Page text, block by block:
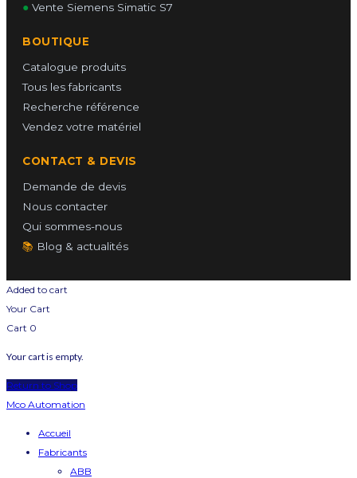
● Vente Siemens Simatic S7
BOUTIQUE
Catalogue produits
Tous les fabricants
Recherche référence
Vendez votre matériel
CONTACT & DEVIS
Demande de devis
Nous contacter
Qui sommes-nous
📚 Blog & actualités
Added to cart
Your Cart
Cart 0
Your cart is empty.
Return to Shop
Mco Automation
Accueil
Fabricants
ABB